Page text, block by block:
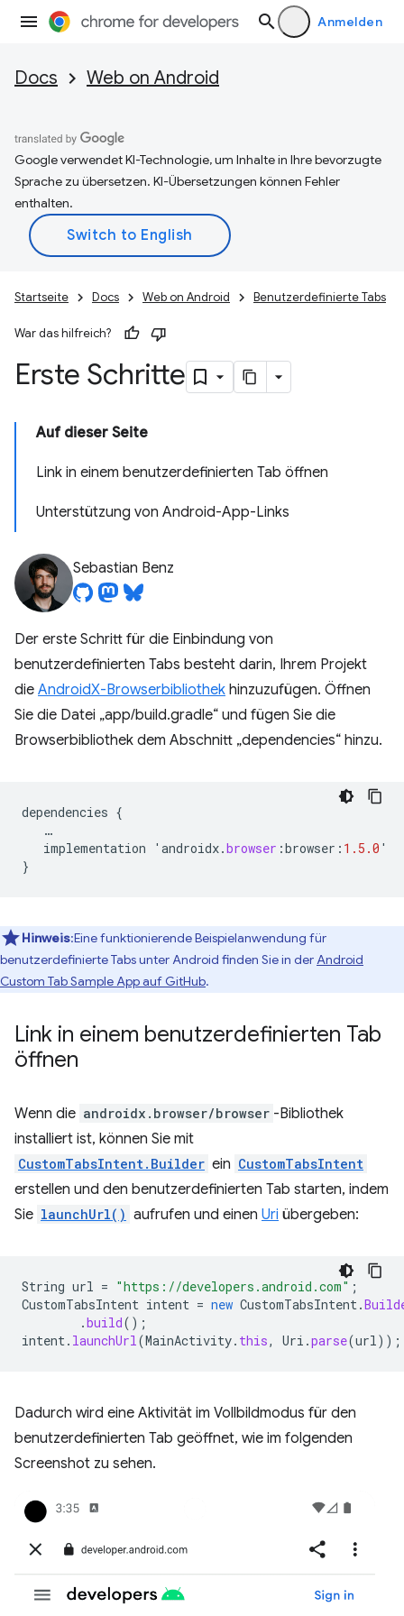
Anmelden
Docs Web on Android
Google verwendet KI-Technologie, um Inhalte in Ihre bevorzugte
Sprache zu übersetzen. KI-Übersetzungen können Fehler
enthalten.
Startseite Docs Web on Android Benutzerdefinierte Tabs
War das hilfreich?
Erste Schritte
Auf dieser Seite
Link in einem benutzerdefinierten Tab öffnen
Unterstützung von Android-App-Links
Sebastian Benz
Der erste Schritt für die Einbindung von
benutzerdefinierten Tabs besteht darin, Ihrem Projekt
die AndroidX-Browserbibliothek hinzuzufügen. Öffnen
Sie die Datei „app/build.gradle“ und fügen Sie die
Browserbibliothek dem Abschnitt „dependencies“ hinzu.
dependencies {
…
implementation
' androidx.browser :browser : 1.5.0 '
}
Hinweis:Eine funktionierende Beispielanwendung für
benutzerdefinierte Tabs unter Android finden Sie in derAndroid
Custom Tab Sample App auf GitHub.
Link in einem benutzerdefinierten Tab
öffnen
Wenn die androidx.browser/browser -Bibliothek
installiert ist, können Sie mit
CustomTabsIntent.Builder ein CustomTabsIntent
erstellen und den benutzerdefinierten Tab starten, indem
Sie launchUrl() aufrufen und einen Uri übergeben:
String url = "https://developers.android.com" ;
CustomTabsIntent intent = new CustomTabsIntent.
.build();
intent. launchUrl(MainActivity. this, Uri .parse(url));
Dadurch wird eine Aktivität im Vollbildmodus für den
benutzerdefinierten Tab geöffnet, wie im folgenden
Screenshot zu sehen.